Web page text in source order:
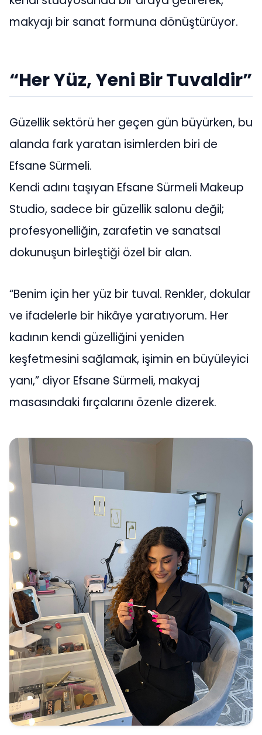
makyajı bir sanat formuna dönüştürüyor.
“Her Yüz, Yeni Bir Tuvaldir”
Güzellik sektörü her geçen gün büyürken, bu
alanda fark yaratan isimlerden biri de
Efsane Sürmeli.
Kendi adını taşıyan Efsane Sürmeli Makeup
Studio, sadece bir güzellik salonu değil;
profesyonelliğin, zarafetin ve sanatsal
dokunuşun birleştiği özel bir alan.
“Benim için her yüz bir tuval. Renkler, dokular
ve ifadelerle bir hikâye yaratıyorum. Her
kadının kendi güzelliğini yeniden
keşfetmesini sağlamak, işimin en büyüleyici
yanı,” diyor Efsane Sürmeli, makyaj
masasındaki fırçalarını özenle dizerek.